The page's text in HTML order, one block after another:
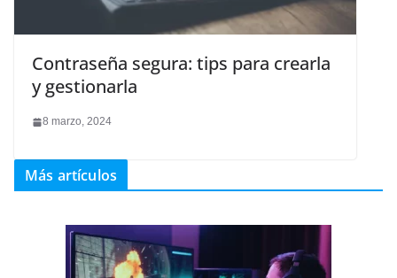
Contraseña segura: tips para crearla
y gestionarla
8 marzo, 2024
Más artículos